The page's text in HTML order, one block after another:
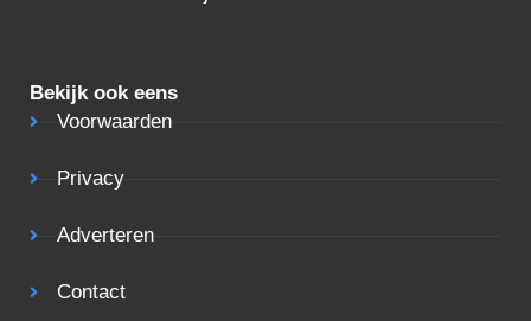
Bekijk ook eens
Voorwaarden
Privacy
Adverteren
Contact